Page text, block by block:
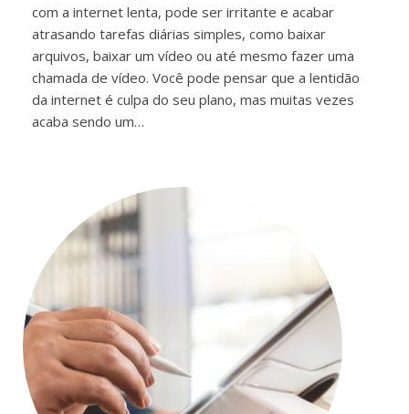
com a internet lenta, pode ser irritante e acabar
atrasando tarefas diárias simples, como baixar
arquivos, baixar um vídeo ou até mesmo fazer uma
chamada de vídeo. Você pode pensar que a lentidão
da internet é culpa do seu plano, mas muitas vezes
acaba sendo um…